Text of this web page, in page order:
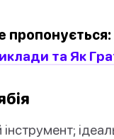
пропонується:
та Як